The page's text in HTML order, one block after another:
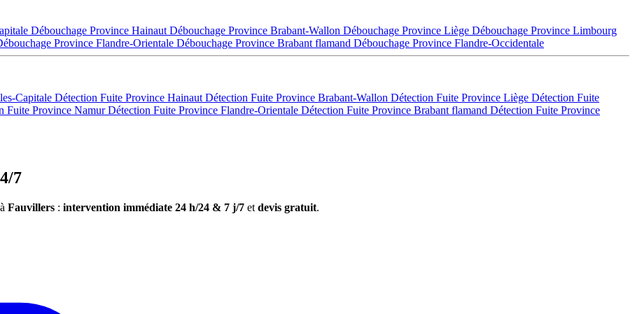
Débouchage Province Hainaut Débouchage Province Brabant-Wallon Débouchage Province Liège Débouchage Province Limbourg
Province Flandre-Orientale Débouchage Province Brabant flamand Débouchage Province Flandre-Occidentale
Capitale Détection Fuite Province Hainaut Détection Fuite Province Brabant-Wallon Détection Fuite Province Liège Détection Fuite
Fuite Province NamurDétection Fuite Province Flandre-Orientale Détection Fuite Province Brabant flamand Détection Fuite Province
7
à Fauvillers : intervention immédiate 24 h/24 & 7 j/7 et devis gratuit.